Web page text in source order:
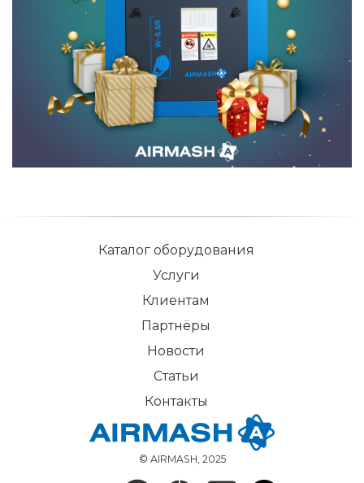
© AIRMASH, 2025
Каталог оборудования
Услуги
Клиентам
Партнёры
Новости
Статьи
Контакты